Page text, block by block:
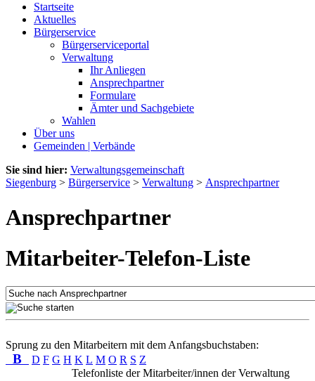
Startseite
Aktuelles
Bürgerservice
Bürgerserviceportal
Verwaltung
Ihr Anliegen
Ansprechpartner
Formulare
Ämter und Sachgebiete
Wahlen
Über uns
Gemeinden | Verbände
Sie sind hier: Verwaltungsgemeinschaft
Siegenburg > Bürgerservice > Verwaltung > Ansprechpartner
Ansprechpartner
Mitarbeiter-Telefon-Liste
Sprung zu den Mitarbeitern mit dem Anfangsbuchstaben:
B D F G H K L M O R S Z
Telefonliste der Mitarbeiter/innen der Verwaltung